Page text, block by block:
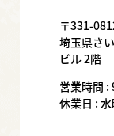
〒331-
埼玉県さ
ビル 2階
営業時間 :
休業日 : 水